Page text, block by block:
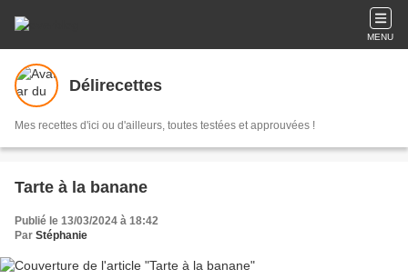
MENU
Délirecettes
Mes recettes d'ici ou d'ailleurs, toutes testées et approuvées !
Tarte à la banane
Publié le 13/03/2024 à 18:42
Par Stéphanie